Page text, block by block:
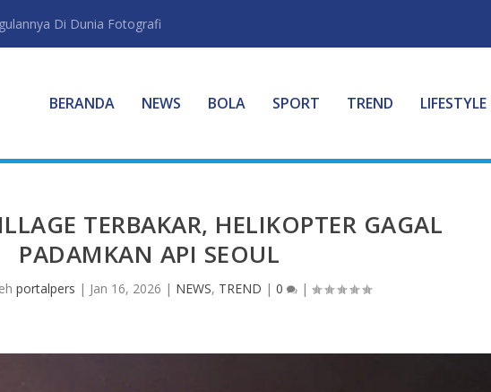
Di Dunia Fotografi
BERANDA NEWS BOLA SPORT TREND LIFESTYLE
TERBAKAR, HELIKOPTER GAGAL
PADAMKAN API SEOUL
portalpers | Jan 16, 2026 | NEWS, TREND | 0 |